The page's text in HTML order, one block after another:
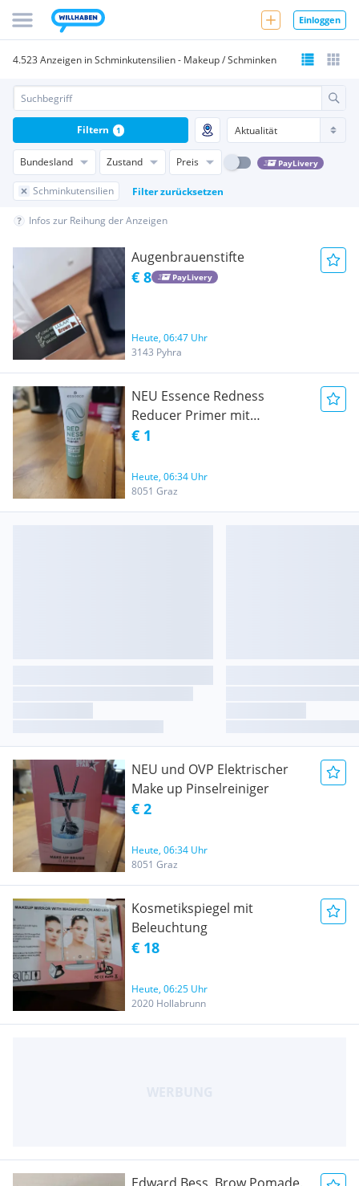
Einloggen
4.523 Anzeigen in Schminkutensilien - Makeup / Schminken
Bundesland Zustand Preis PayLivery
Schminkutensilien Filter zurücksetzen
Filtern 1
Infos zur Reihung der Anzeigen
Augenbrauenstifte
€ 8 PayLivery
Heute, 06:47 Uhr
3143 Pyhra
NEU Essence Redness
Reducer Primer mit
Grünteeextrakt 30 ml
€ 1
Heute, 06:34 Uhr
8051 Graz
NEU und OVP Elektrischer
Make up Pinselreiniger
€ 2
Heute, 06:34 Uhr
8051 Graz
Kosmetikspiegel mit
Beleuchtung
€ 18
Heute, 06:25 Uhr
2020 Hollabrunn